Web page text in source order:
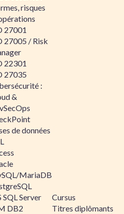
risques
27001
27005 / Risk
22301
27035
:
&
de données
MariaDB
SQL Server
DB2
Cursus
Titres diplômants